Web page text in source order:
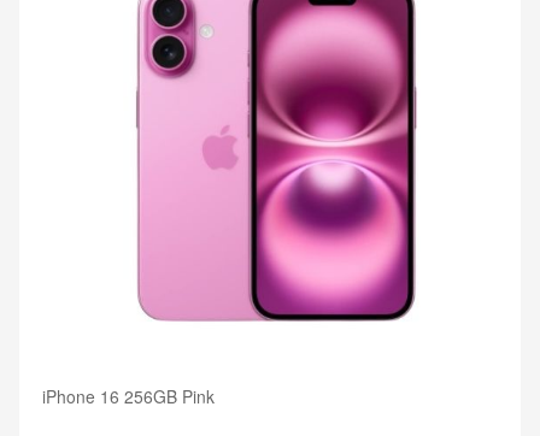
iPhone 16 256GB Pink